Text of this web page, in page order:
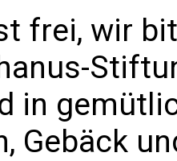
frei, wir
in
Gebäck